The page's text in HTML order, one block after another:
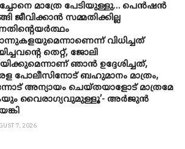
മാത്രേ പേടിയുള്ളു… പെൻഷൻ
ജീവിക്കാൻ സമ്മതിക്കില്ല
വിധിച്ചത്
തെറ്റ്, ജോലി
ഞാൻ ഉദ്ദേശിച്ചത്,
പോലീസിനോട് ബഹുമാനം മാത്രം,
അന്യായം ചെയ്തയാളോട് മാത്രമേ
വൈരാഗ്യവുമുള്ളൂ’- അർജുൻ
7, 2026